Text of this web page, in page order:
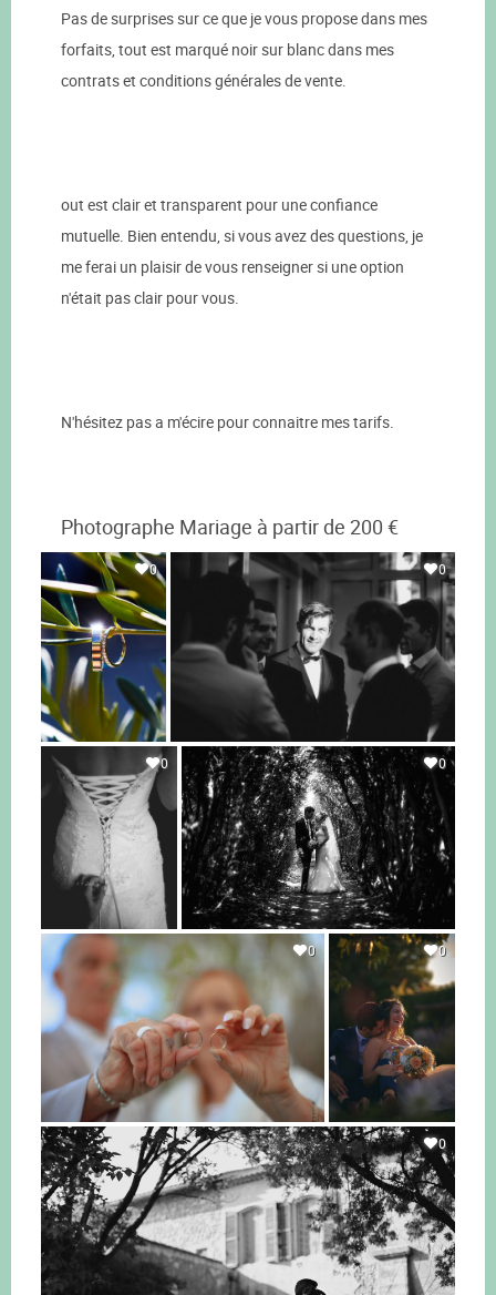
Pas de surprises sur ce que je vous propose dans mes
forfaits, tout est marqué noir sur blanc dans mes
contrats et conditions générales de vente.
out est clair et transparent pour une confiance
mutuelle. Bien entendu, si vous avez des questions, je
me ferai un plaisir de vous renseigner si une option
n'était pas clair pour vous.
N'hésitez pas a m'écire pour connaitre mes tarifs.
Photographe Mariage à partir de 200 €
0 0
0 0
0 0
0